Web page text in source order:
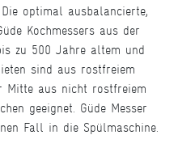
optimal ausbalancierte,
Kochmessers aus der
zu 500 Jahre altem und
sind aus rostfreiem
Mitte aus nicht rostfreiem
geeignet. Güde Messer
Fall in die Spülmaschine.